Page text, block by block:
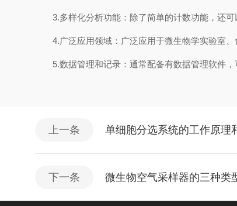
3.多样化分析功能：除了简单的计数功能，还可
4.广泛应用领域：广泛应用于微生物学实验室、
5.数据管理和记录：通常配备有数据管理软件，
上一条 单细胞分选系统的工作原理
下一条 微生物空气采样器的三种类